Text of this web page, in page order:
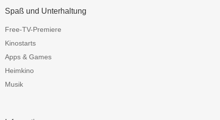
Spaß und Unterhaltung
Free-TV-Premiere
Kinostarts
Apps & Games
Heimkino
Musik